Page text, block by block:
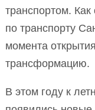
транспортом. Как
по транспорту
момента
трансформацию.
В этом году к